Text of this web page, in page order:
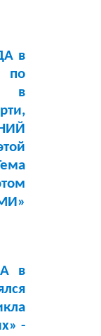
в
в
в
-